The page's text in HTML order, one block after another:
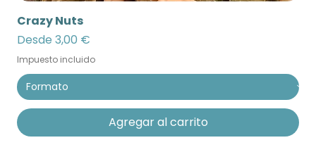
Crazy Nuts
Desde 3,00 €
Precio de oferta
Impuesto incluido
Agregar al carrito